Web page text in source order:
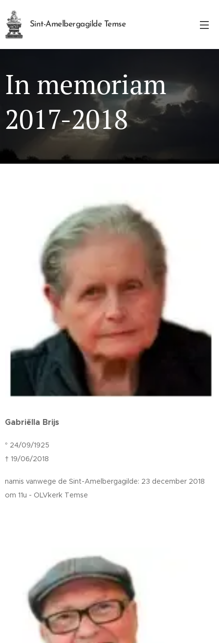
Sint-Amelbergagilde Temse
In memoriam
2017-2018
Gabriëlla Brijs
° 24/09/1925
† 19/06/2018
namis vanwege de Sint-Amelbergagilde: 23 december 2018
om 11u - OLVkerk Temse